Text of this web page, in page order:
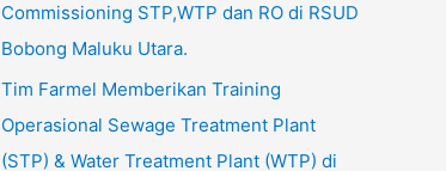
Commissioning STP,WTP dan RO di RSUD
Bobong Maluku Utara.
Tim Farmel Memberikan Training
Operasional Sewage Treatment Plant
(STP) & Water Treatment Plant (WTP) di